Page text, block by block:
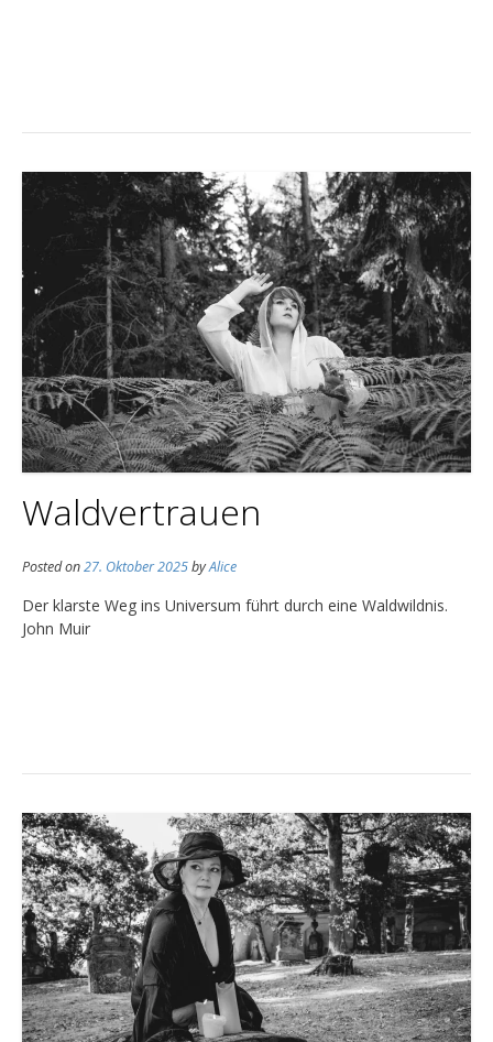
Waldvertrauen
Posted on27. Oktober 2025byAlice
Der klarste Weg ins Universum führt durch eine Waldwildnis.
John Muir